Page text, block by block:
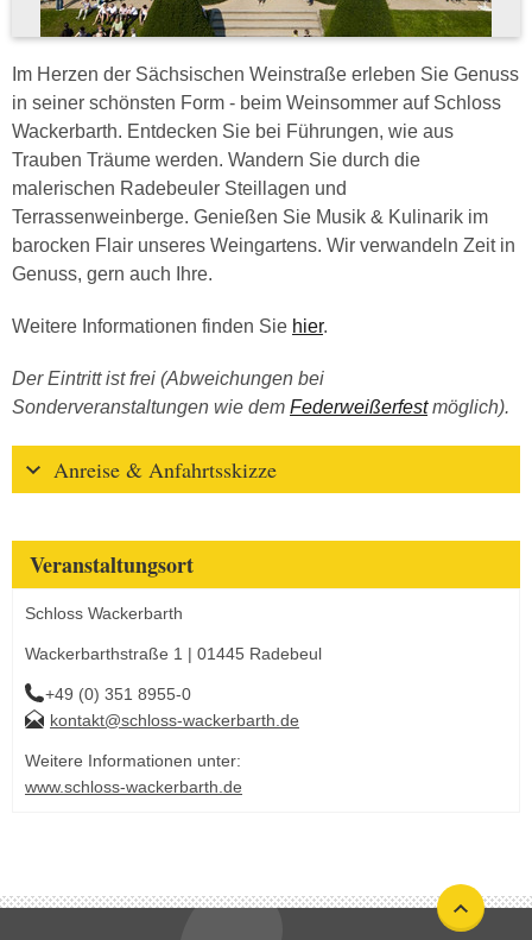
Im Herzen der Sächsischen Weinstraße erleben Sie Genuss
in seiner schönsten Form - beim Weinsommer auf Schloss
Wackerbarth. Entdecken Sie bei Führungen, wie aus
Trauben Träume werden. Wandern Sie durch die
malerischen Radebeuler Steillagen und
Terrassenweinberge. Genießen Sie Musik & Kulinarik im
barocken Flair unseres Weingartens. Wir verwandeln Zeit in
Genuss, gern auch Ihre.
Weitere Informationen finden Sie hier.
Der Eintritt ist frei (Abweichungen bei
Sonderveranstaltungen wie dem Federweißerfestmöglich).
Anreise & Anfahrtsskizze
Veranstaltungsort
Schloss Wackerbarth
Wackerbarthstraße 1 | 01445 Radebeul
+49 (0) 351 8955-0
kontakt@schloss-wackerbarth.de
Weitere Informationen unter:
www.schloss-wackerbarth.de